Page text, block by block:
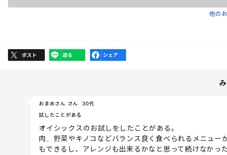
他の
おまめさん さん
30代
試したことがある
オイシックスのお試しをしたことがある。
肉、野菜やキノコなどバランス良く食べられるメニュ
もできるし、アレンジも出来るかなと思って続けなかっ